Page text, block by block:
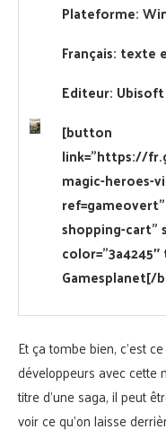
Plateforme:
Français: texte
Editeur: Ubisoft
[button
link=”https://
magic-heroes-
shopping-cart”
Gamesplanet[/
Et ça tombe bien, c’est
développeurs avec cette
titre d’une saga, il peut
voir ce qu’on laisse